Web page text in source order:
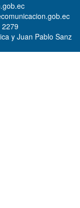
y Juan Pablo Sanz